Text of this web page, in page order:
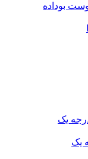
بوداده
یک
یک